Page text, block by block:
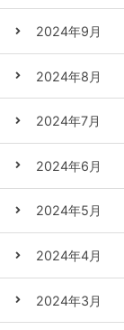
2024年9月
2024年8月
2024年7月
2024年6月
2024年5月
2024年4月
2024年3月